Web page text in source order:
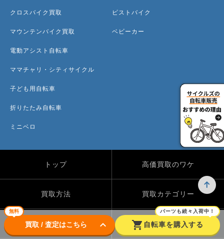
無料
買取 / 査定はこちら keyboard_arrow_down shopping_cart
パーツも続々入荷中！
自転車を購入する
クロスバイク買取
マウンテンバイク買取
電動アシスト自転車
ママチャリ・シティサイクル
子ども用自転車
折りたたみ自転車
ミニベロ
ピストバイク
ベビーカー
トップ 高価買取のワケ
買取方法 買取カテゴリー
買取実績 自転車のコラム